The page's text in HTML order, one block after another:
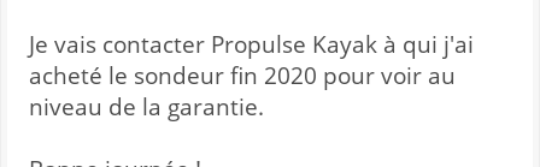
Je vais contacter Propulse Kayak à qui j'ai
acheté le sondeur fin 2020 pour voir au
niveau de la garantie.